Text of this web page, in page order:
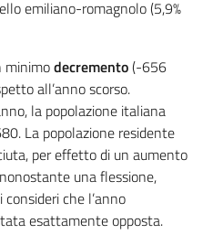
emiliano-romagnolo (5,9%
minimodecremento(-656
all’anno scorso.
la popolazione italiana
La popolazione residente
per effetto di un aumento
una flessione,
che l’anno
esattamente opposta.